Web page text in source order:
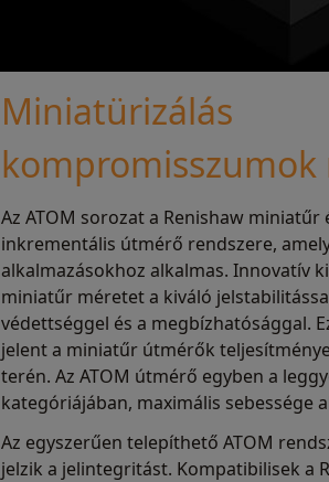
Miniatürizálás
kompromisszumok
Az ATOM sorozat a Renishaw
inkrementális útmérő rendszere,
alkalmazásokhoz alkalmas. Innovatív
miniatűr méretet a kiváló
védettséggel és a megbízhatósággal.
jelent a miniatűr útmérők
terén. Az ATOM útmérő egyben a
kategóriájában, maximális sebessége
Az egyszerűen telepíthető ATOM
jelzik a jelintegritást. Kompatibilisek a